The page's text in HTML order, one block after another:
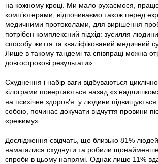
на кожному кроці. Ми мало рухаємося,
комп’ютерами, відпочиваємо також перед
медичними протоколами, для вирішення
по­трібен комплексний підхід: зусилля
способу життя та кваліфікований медичний
Лише в такому тандемі та співпраці можна
довгострокові результати».
Схуднення і набір ваги відбуваються
кілограми повертаються назад «з
на психічне здоров’я: у людини підвищується
собою, починає докучати відчуття провини
«режиму».
Дослідження свідчать, що близько 81%
намагалися схуднути та робили щонайменше
спроби в цьому напрямі. Однак лише 11%